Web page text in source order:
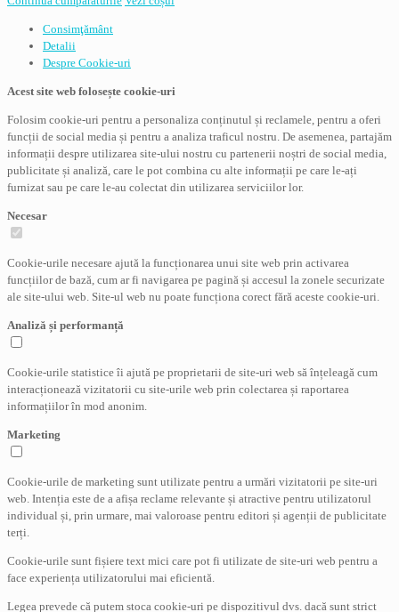
Consimţământ
Detalii
Despre Cookie-uri
Acest site web folosește cookie-uri
Folosim cookie-uri pentru a personaliza conținutul și reclamele, pentru a oferi
funcții de social media și pentru a analiza traficul nostru. De asemenea, partajăm
informații despre utilizarea site-ului nostru cu partenerii noștri de social media,
publicitate și analiză, care le pot combina cu alte informații pe care le-ați
furnizat sau pe care le-au colectat din utilizarea serviciilor lor.
Necesar
Cookie-urile necesare ajută la funcționarea unui site web prin activarea
funcțiilor de bază, cum ar fi navigarea pe pagină și accesul la zonele securizate
ale site-ului web. Site-ul web nu poate funcționa corect fără aceste cookie-uri.
Analiză și performanță
Cookie-urile statistice îi ajută pe proprietarii de site-uri web să înțeleagă cum
interacționează vizitatorii cu site-urile web prin colectarea și raportarea
informațiilor în mod anonim.
Marketing
Cookie-urile de marketing sunt utilizate pentru a urmări vizitatorii pe site-uri
web. Intenția este de a afișa reclame relevante și atractive pentru utilizatorul
individual și, prin urmare, mai valoroase pentru editori și agenții de publicitate
terți.
Cookie-urile sunt fișiere text mici care pot fi utilizate de site-uri web pentru a
face experiența utilizatorului mai eficientă.
Legea prevede că putem stoca cookie-uri pe dispozitivul dvs. dacă sunt strict